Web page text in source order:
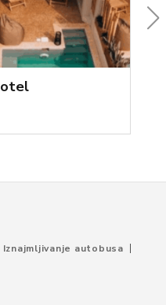
Iznajmljivanje autobusa